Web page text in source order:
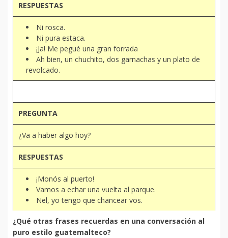
RESPUESTAS
Ni rosca.
Ni pura estaca.
¡Ja! Me pegué una gran forrada
Ah bien, un chuchito, dos garnachas y un plato de
revolcado.
PREGUNTA
¿Va a haber algo hoy?
RESPUESTAS
¡Monós al puerto!
Vamos a echar una vuelta al parque.
Nel, yo tengo que chancear vos.
¿Qué otras frases recuerdas en una conversación al
puro estilo guatemalteco?